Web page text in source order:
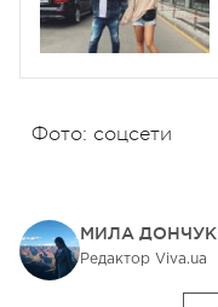
Фото: соцсети
МИЛА ДОНЧУК
Редактор Viva.ua